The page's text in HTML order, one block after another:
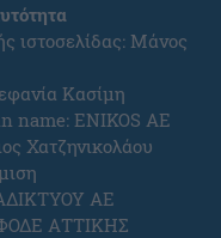
ιστοσελίδας: Μάνος
Κασίμη
name: ENIKOS AE
Χατζηνικολάου
ΑΕ
ΑΤΤΙΚΗΣ